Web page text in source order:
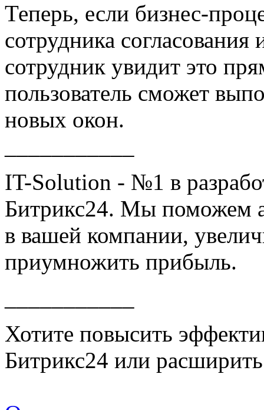
Теперь, если бизнес-
сотрудника
сотрудник увидит это
пользователь сможет
новых окон.
IT-Solution - №1 в
Битрикс24. Мы поможем
в вашей компании,
приумножить прибыль.
Хотите повысить
Битрикс24 или